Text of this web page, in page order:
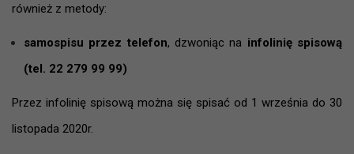
również z metody:
samospisu przez telefon, dzwoniąc na infolinię spisową
(tel. 22 279 99 99)
Przez infolinię spisową można się spisać od 1 września do 30
listopada 2020r.